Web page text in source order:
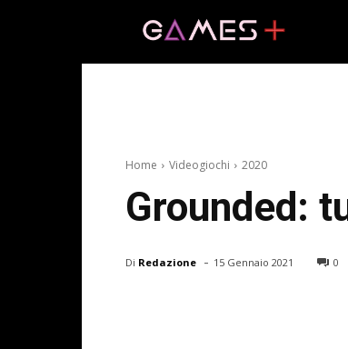
Home Videogiochi 2020
Grounded:
Di Redazione - 15 Gennaio 2021 0